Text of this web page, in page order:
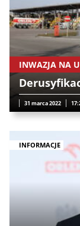
INWAZJA NA
31 marca 2022
INFORMACJE